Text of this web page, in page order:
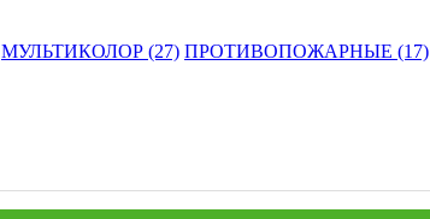
МУЛЬТИКОЛОР (27) ПРОТИВОПОЖАРНЫЕ (17)